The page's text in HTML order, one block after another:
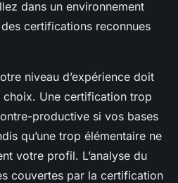
dans un environnement
certifications reconnues
niveau d’expérience doit
Une certification trop
productive si vos bases
qu’une trop élémentaire ne
votre profil. L’analyse du
couvertes par la certification